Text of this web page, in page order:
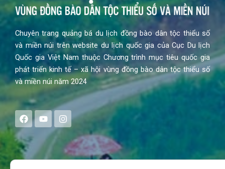
Chuyên trang quảng bá du lịch đồng bào dân tộc thiểu số
và miền núi trên website du lịch quốc gia của Cục Du lịch
Quốc gia Việt Nam thuộc Chương trình mục tiêu quốc gia
phát triển kinh tế – xã hội vùng đồng bào dân tộc thiểu số
và miền núi năm 2024
F
a
e
b
o
Y
o
t
b
I
n
s
a
g
Search